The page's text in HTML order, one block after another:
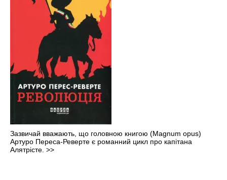
Зазвичай вважають, що головною книгою (Magnum opus)
Артуро Переса-Реверте є романний цикл про капітана
Алятрісте. >>